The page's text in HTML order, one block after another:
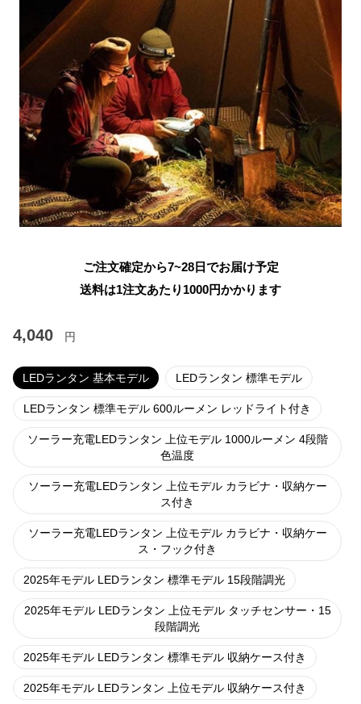
ご注文確定から7~28日でお届け予定
送料は1注文あたり 1000円かかります
4,040 円
LEDランタン 基本モデル LEDランタン 標準モデル
LEDランタン 標準モデル 600ルーメン レッドライト付き
ソーラー充電LEDランタン 上位モデル 1000ルーメン 4段階
色温度
ソーラー充電LEDランタン 上位モデル カラビナ・収納ケー
ス付き
ソーラー充電LEDランタン 上位モデル カラビナ・収納ケー
ス・フック付き
2025年モデル LEDランタン 標準モデル 15段階調光
2025年モデル LEDランタン 上位モデル タッチセンサー・15
段階調光
2025年モデル LEDランタン 標準モデル 収納ケース付き
2025年モデル LEDランタン 上位モデル 収納ケース付き